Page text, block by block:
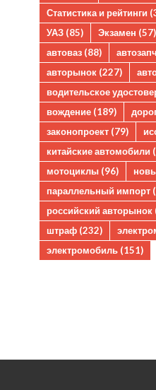
Статистика и рейтинги
УАЗ (85) Экзамен (57)
автоваз (88)
авторынок (227)
водительское
вождение (189)
законопроект (79)
китайские автомобили
мотоциклы (96)
параллельный импорт
российский авторынок
штраф (232)
электромобиль (151)